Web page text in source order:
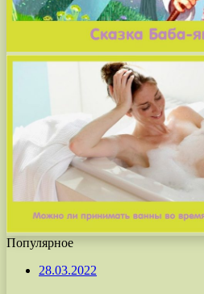
Популярное
28.03.2022